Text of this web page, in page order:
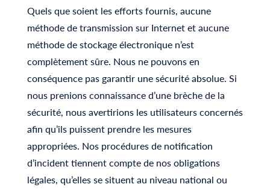
Quels que soient les efforts fournis, aucune
méthode de transmission sur Internet et aucune
méthode de stockage électronique n’est
complètement sûre. Nous ne pouvons en
conséquence pas garantir une sécurité absolue. Si
nous prenions connaissance d’une brèche de la
sécurité, nous avertirions les utilisateurs concernés
afin qu’ils puissent prendre les mesures
appropriées. Nos procédures de notification
d’incident tiennent compte de nos obligations
légales, qu’elles se situent au niveau national ou